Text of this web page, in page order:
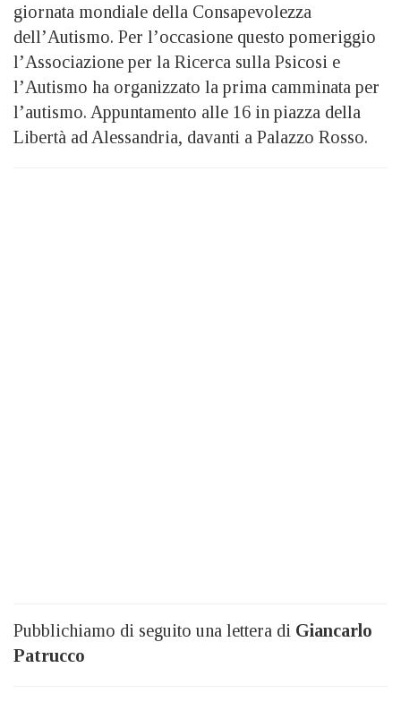
giornata mondiale della Consapevolezza
dell’Autismo. Per l’occasione questo pomeriggio
l’Associazione per la Ricerca sulla Psicosi e
l’Autismo ha organizzato la prima camminata per
l’autismo. Appuntamento alle 16 in piazza della
Libertà ad Alessandria, davanti a Palazzo Rosso.
Pubblichiamo di seguito una lettera di Giancarlo
Patrucco